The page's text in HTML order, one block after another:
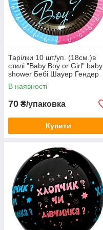
Тарілки 10 шт/уп. (18см.)в
стилі "Baby Boy or Girl" baby
shower Бебі Шауер Гендер
паті (хлопчик або дівчинка)
В наявності
70 ₴/упаковка
Купити